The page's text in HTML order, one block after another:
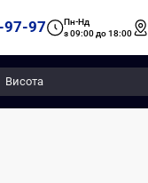
97-97
Пн-Нд
з 09:00 до 18:00
Висота